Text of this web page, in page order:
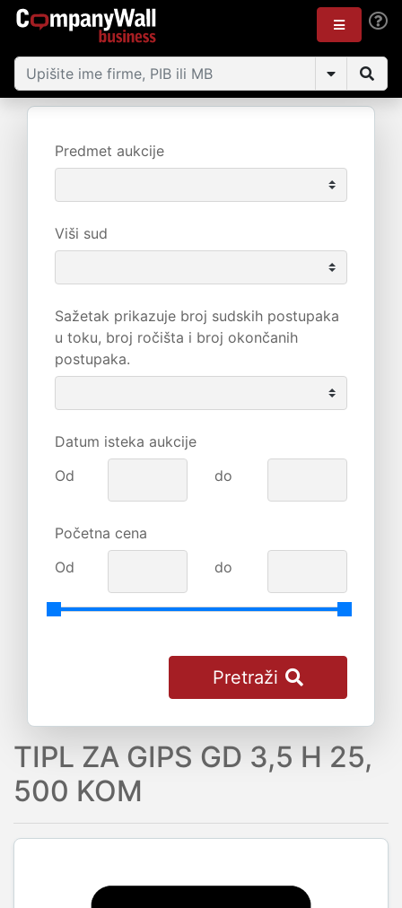
Predmet aukcije
Viši sud
Sažetak prikazuje broj sudskih postupaka
u toku, broj ročišta i broj okončanih
postupaka.
Datum isteka aukcije
Od
do
Početna cena
Od
do
Pretraži
TIPL ZA GIPS GD 3,5 H 25,
500 KOM